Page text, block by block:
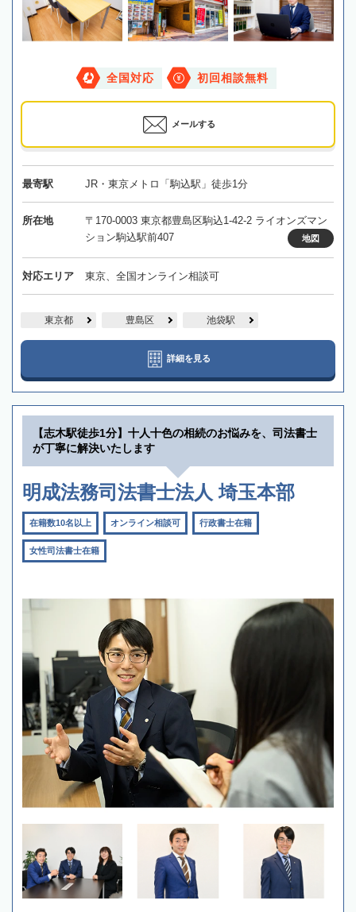
全国対応 初回相談無料
メールする
最寄駅 JR・東京メトロ「駒込駅」徒歩1分
所在地
〒170-0003 東京都豊島区駒込1-42-2 ライオンズマン
ション駒込駅前407
地図
対応エリア 東京、全国オンライン相談可
東京都 豊島区 池袋駅
詳細を見る
【志木駅徒歩1分】十人十色の相続のお悩みを、司法書士
が丁寧に解決いたします
明成法務司法書士法人 埼玉本部
在籍数10名以上 オンライン相談可 行政書士在籍
女性司法書士在籍